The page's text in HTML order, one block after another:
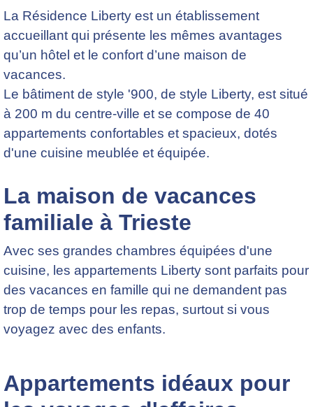
La Résidence Liberty est un établissement
accueillant qui présente les mêmes avantages
qu’un hôtel et le confort d’une maison de
vacances.
Le bâtiment de style '900, de style Liberty, est situé
à 200 m du centre-ville et se compose de 40
appartements confortables et spacieux, dotés
d'une cuisine meublée et équipée.
La maison de vacances
familiale à Trieste
Avec ses grandes chambres équipées d'une
cuisine, les appartements Liberty sont parfaits pour
des vacances en famille qui ne demandent pas
trop de temps pour les repas, surtout si vous
voyagez avec des enfants.
Appartements idéaux pour